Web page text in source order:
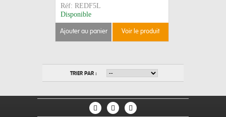
Réf: REDF5L
Disponible
ajouter au panier voir le produit
TRIER PAR :